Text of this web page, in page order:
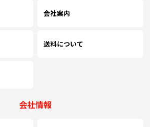
会社案内
送料について
会社情報